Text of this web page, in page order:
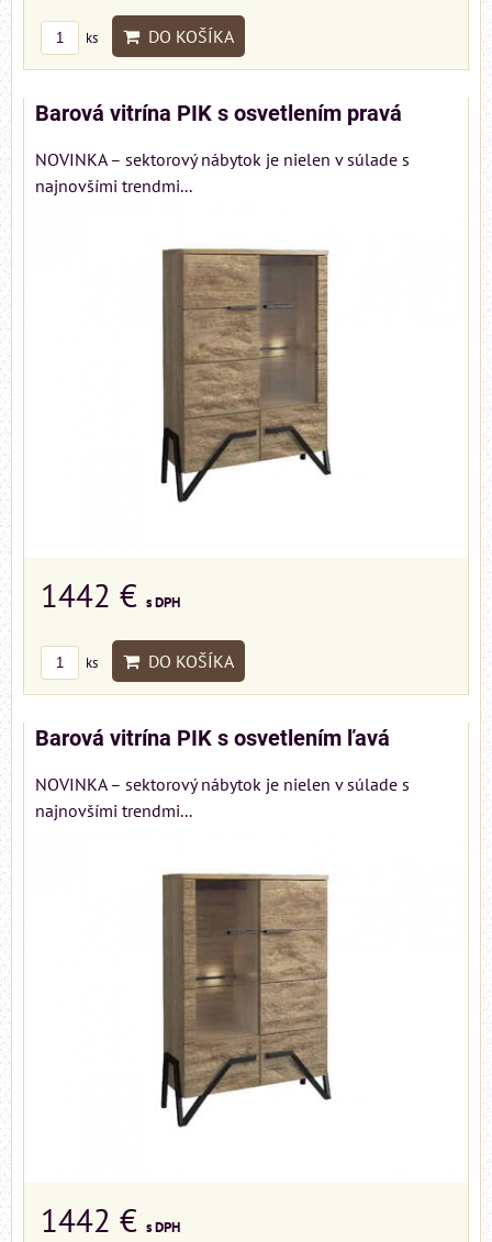
ks DO KOŠÍKA
Barová vitrína PIK s osvetlením pravá
NOVINKA – sektorový nábytok je nielen v súlade s
najnovšími trendmi...
1442 € s DPH
ks DO KOŠÍKA
Barová vitrína PIK s osvetlením ľavá
NOVINKA – sektorový nábytok je nielen v súlade s
najnovšími trendmi...
1442 € s DPH